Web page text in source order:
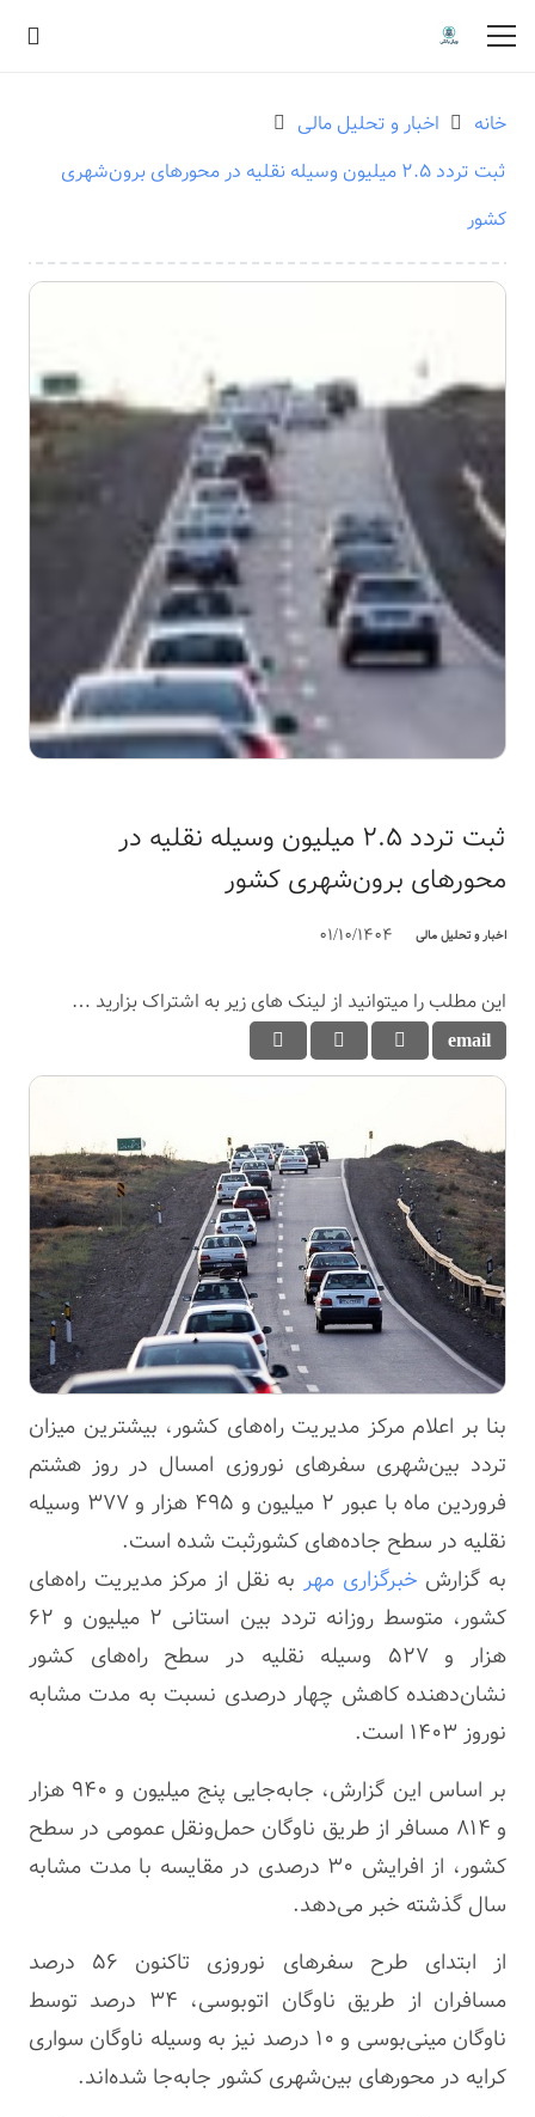
خانه
اخبار و تحلیل مالی
ثبت تردد ۲.۵ میلیون وسیله نقلیه در محورهای برون‌شهری
کشور
ثبت تردد ۲.۵ میلیون وسیله نقلیه در
محورهای برون‌شهری کشور
اخبار و تحلیل مالی 01/10/1404
این مطلب را میتوانید از لینک های زیر به اشتراک بزارید …
بنا بر اعلام مرکز مدیریت راه‌های کشور، بیشترین میزان
تردد بین‌شهری سفرهای نوروزی امسال در روز هشتم
فروردین ماه با عبور ۲ میلیون و ۴۹۵ هزار و ۳۷۷ وسیله
نقلیه در سطح جاده‌های کشورثبت شده است.
به گزارش خبرگزاری مهر به نقل از مرکز مدیریت راه‌های
کشور، متوسط روزانه تردد بین استانی ۲ میلیون و ۶۲
هزار و ۵۲۷ وسیله نقلیه در سطح راه‌های کشور
نشان‌دهنده کاهش چهار درصدی نسبت به مدت مشابه
نوروز ۱۴۰۳ است.
بر اساس این گزارش، جابه‌جایی پنج میلیون و ۹۴۰ هزار
و ۸۱۴ مسافر از طریق ناوگان حمل‌ونقل عمومی در سطح
کشور، از افرایش ۳۰ درصدی در مقایسه با مدت مشابه
سال گذشته خبر می‌دهد.
از ابتدای طرح سفرهای نوروزی تاکنون ۵۶ درصد
مسافران از طریق ناوگان اتوبوسی، ۳۴ درصد توسط
ناوگان مینی‌بوسی و ۱۰ درصد نیز به وسیله ناوگان سواری
کرایه در محورهای بین‌شهری کشور جابه‌جا شده‌اند.